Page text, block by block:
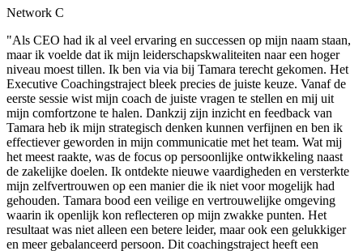
Network C
"Als CEO had ik al veel ervaring en successen op mijn naam staan,
maar ik voelde dat ik mijn leiderschapskwaliteiten naar een hoger
niveau moest tillen. Ik ben via via bij Tamara terecht gekomen. Het
Executive Coachingstraject bleek precies de juiste keuze. Vanaf de
eerste sessie wist mijn coach de juiste vragen te stellen en mij uit
mijn comfortzone te halen. Dankzij zijn inzicht en feedback van
Tamara heb ik mijn strategisch denken kunnen verfijnen en ben ik
effectiever geworden in mijn communicatie met het team. Wat mij
het meest raakte, was de focus op persoonlijke ontwikkeling naast
de zakelijke doelen. Ik ontdekte nieuwe vaardigheden en versterkte
mijn zelfvertrouwen op een manier die ik niet voor mogelijk had
gehouden. Tamara bood een veilige en vertrouwelijke omgeving
waarin ik openlijk kon reflecteren op mijn zwakke punten. Het
resultaat was niet alleen een betere leider, maar ook een gelukkiger
en meer gebalanceerd persoon. Dit coachingstraject heeft een